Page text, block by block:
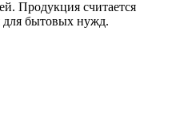
Продукция считается
для бытовых нужд.